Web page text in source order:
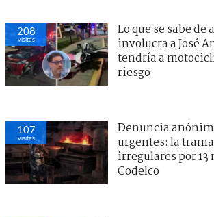
208
visitas
Lo que se sabe de
involucra a José
tendría a
riesgo
107
visitas
Denuncia
urgentes: la
irregulares por
Codelco